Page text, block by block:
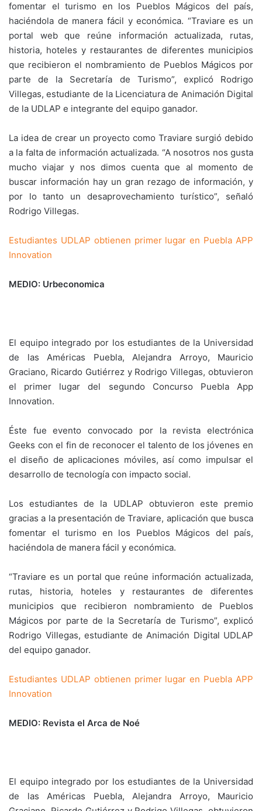
fomentar el turismo en los Pueblos Mágicos del país,
haciéndola de manera fácil y económica. “Traviare es un
portal web que reúne información actualizada, rutas,
historia, hoteles y restaurantes de diferentes municipios
que recibieron el nombramiento de Pueblos Mágicos por
parte de la Secretaría de Turismo”, explicó Rodrigo
Villegas, estudiante de la Licenciatura de Animación Digital
de la UDLAP e integrante del equipo ganador.
La idea de crear un proyecto como Traviare surgió debido
a la falta de información actualizada. “A nosotros nos gusta
mucho viajar y nos dimos cuenta que al momento de
buscar información hay un gran rezago de información, y
por lo tanto un desaprovechamiento turístico”, señaló
Rodrigo Villegas.
Estudiantes UDLAP obtienen primer lugar en Puebla APP
Innovation
MEDIO: Urbeconomica
El equipo integrado por los estudiantes de la Universidad
de las Américas Puebla, Alejandra Arroyo, Mauricio
Graciano, Ricardo Gutiérrez y Rodrigo Villegas, obtuvieron
el primer lugar del segundo Concurso Puebla App
Innovation.
Éste fue evento convocado por la revista electrónica
Geeks con el fin de reconocer el talento de los jóvenes en
el diseño de aplicaciones móviles, así como impulsar el
desarrollo de tecnología con impacto social.
Los estudiantes de la UDLAP obtuvieron este premio
gracias a la presentación de Traviare, aplicación que busca
fomentar el turismo en los Pueblos Mágicos del país,
haciéndola de manera fácil y económica.
“Traviare es un portal que reúne información actualizada,
rutas, historia, hoteles y restaurantes de diferentes
municipios que recibieron nombramiento de Pueblos
Mágicos por parte de la Secretaría de Turismo”, explicó
Rodrigo Villegas, estudiante de Animación Digital UDLAP
del equipo ganador.
Estudiantes UDLAP obtienen primer lugar en Puebla APP
Innovation
MEDIO: Revista el Arca de Noé
El equipo integrado por los estudiantes de la Universidad
de las Américas Puebla, Alejandra Arroyo, Mauricio